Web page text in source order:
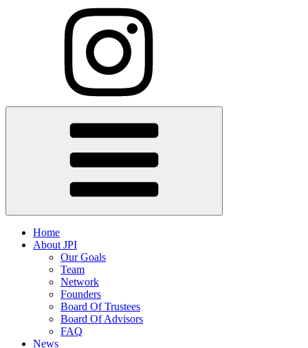
Home
About JPI
Our Goals
Team
Network
Founders
Board Of Trustees
Board Of Advisors
FAQ
News